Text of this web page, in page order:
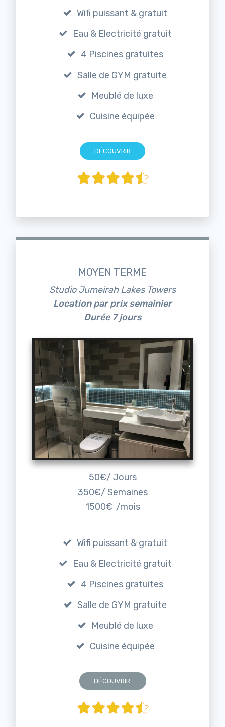
Wifi puissant & gratuit
Eau & Electricité gratuit
4 Piscines gratuites
Salle de GYM gratuite
Meublé de luxe
Cuisine équipée
DÉCOUVRIR
MOYEN TERME
Studio Jumeirah Lakes Towers
Location par prix semainier
Durée 7 jours
50€/ Jours
350€/ Semaines
1500€ /mois
Wifi puissant & gratuit
Eau & Electricité gratuit
4 Piscines gratuites
Salle de GYM gratuite
Meublé de luxe
Cuisine équipée
DÉCOUVRIR